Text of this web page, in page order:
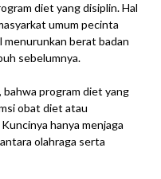
diet yang disiplin. Hal
umum pecinta
menurunkan berat badan
sebelumnya.
bahwa program diet yang
obat diet atau
hanya menjaga
olahraga serta